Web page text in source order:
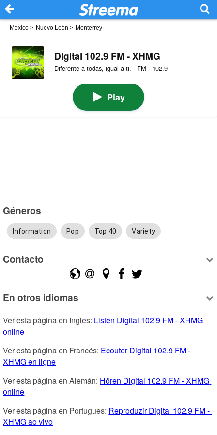
Mexico > Nuevo León > Monterrey
Digital 102.9 FM - XHMG
Diferente a todas, igual a ti. · FM · 102.9
Play
Géneros
Information Pop Top 40 Variety
Contacto
En otros idiomas
Ver esta página en Inglés: Listen Digital 102.9 FM - XHMG
online
Ver esta página en Francés: Ecouter Digital 102.9 FM -
XHMG en ligne
Ver esta página en Alemán: Hören Digital 102.9 FM - XHMG
online
Ver esta página en Portugues: Reproduzir Digital 102.9 FM -
XHMG ao vivo